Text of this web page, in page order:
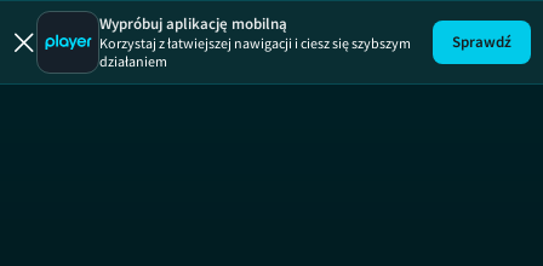
Łapu Capu
Wypróbuj aplikację mobilną
Korzystaj z łatwiejszej nawigacji i ciesz się szybszym
działaniem
Sprawdź